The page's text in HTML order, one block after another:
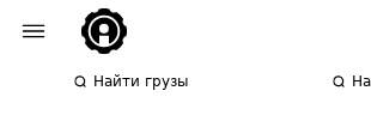
Найти грузы